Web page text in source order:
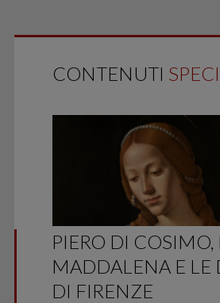
CONTENUTI
PIERO DI COSIMO,
MADDALENA E LE
DI FIRENZE